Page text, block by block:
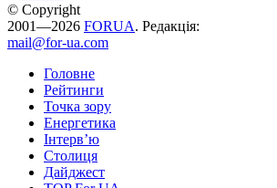
© Copyright
2001—2026 FORUA. Редакція:
mail@for-ua.com
Головне
Рейтинги
Точка зору
Енергетика
Інтерв’ю
Столиця
Дайджест